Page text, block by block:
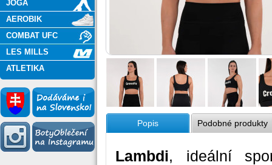
JÓGA
AEROBIK
COMBAT UFC
LES MILLS
ATLETIKA
Popis Podobné produkty
Lambdi, ideální